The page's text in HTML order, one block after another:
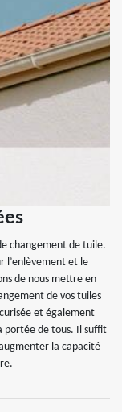
changement de tuile.
l’enlèvement et le
de nous mettre en
de vos tuiles
et également
portée de tous. Il suffit
la capacité